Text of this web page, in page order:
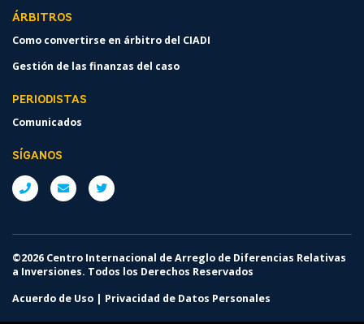
ÁRBITROS
Como convertirse en árbitro del CIADI
Gestión de las finanzas del caso
PERIODISTAS
Comunicados
SÍGANOS
©2026 Centro Internacional de Arreglo de Diferencias Relativas
a Inversiones. Todos los Derechos Reservados
Acuerdo de Uso | Privacidad de Datos Personales